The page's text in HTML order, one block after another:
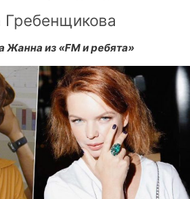
Гребенщикова
Жанна из «FM и ребята»